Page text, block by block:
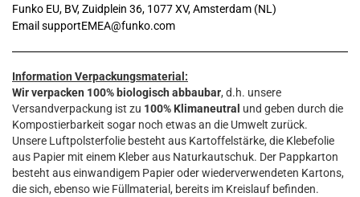
Funko EU, BV, Zuidplein 36, 1077 XV, Amsterdam (NL)
Email supportEMEA@funko.com
Information Verpackungsmaterial:
Wir verpacken 100% biologisch abbaubar, d.h. unsere
Versandverpackung ist zu 100% Klimaneutral und geben durch die
Kompostierbarkeit sogar noch etwas an die Umwelt zurück.
Unsere Luftpolsterfolie besteht aus Kartoffelstärke, die Klebefolie
aus Papier mit einem Kleber aus Naturkautschuk. Der Pappkarton
besteht aus einwandigem Papier oder wiederverwendeten Kartons,
die sich, ebenso wie Füllmaterial, bereits im Kreislauf befinden.